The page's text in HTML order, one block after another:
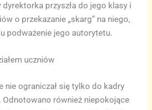
dyrektorka przyszła do jego klasy i
o przekazanie „skarg” na niego,
podważenie jego autorytetu.
uczniów
nie ograniczał się tylko do kadry
Odnotowano również niepokojące